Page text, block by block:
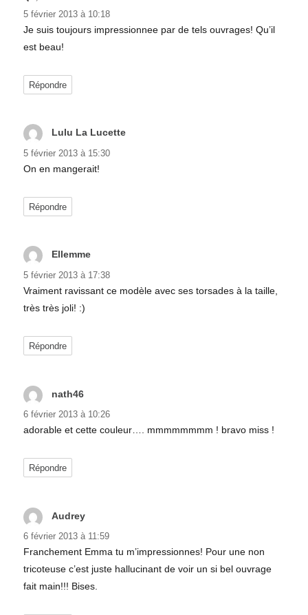
5 février 2013 à 10:18
Je suis toujours impressionnee par de tels ouvrages! Qu’il
est beau!
Répondre
Lulu La Lucette
5 février 2013 à 15:30
On en mangerait!
Répondre
Ellemme
5 février 2013 à 17:38
Vraiment ravissant ce modèle avec ses torsades à la taille,
très très joli! :)
Répondre
nath46
6 février 2013 à 10:26
adorable et cette couleur…. mmmmmmmm ! bravo miss !
Répondre
Audrey
6 février 2013 à 11:59
Franchement Emma tu m’impressionnes! Pour une non
tricoteuse c’est juste hallucinant de voir un si bel ouvrage
fait main!!! Bises.